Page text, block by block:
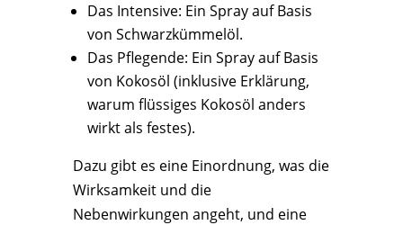
Das Intensive: Ein Spray auf Basis
von Schwarzkümmelöl.
Das Pflegende: Ein Spray auf Basis
von Kokosöl (inklusive Erklärung,
warum flüssiges Kokosöl anders
wirkt als festes).
Dazu gibt es eine Einordnung, was die
Wirksamkeit und die
Nebenwirkungen angeht, und eine